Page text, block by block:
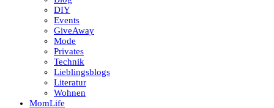
DIY
Events
GiveAway
Mode
Privates
Technik
Lieblingsblogs
Literatur
Wohnen
MomLife